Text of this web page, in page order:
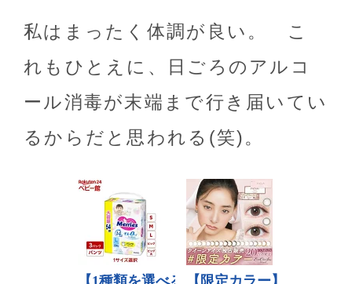
私はまったく体調が良い。 こ
れもひとえに、日ごろのアルコ
ール消毒が末端まで行き届いてい
るからだと思われる(笑)。